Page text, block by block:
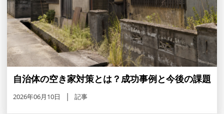
自治体の空き家対策とは？成功事例と今後の課題
2026年06月10日 記事